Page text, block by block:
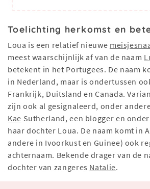
Toelichting herkomst en
Loua is een relatief nieuwe
meest waarschijnlijk af van de naam
betekent in het Portugees. De naam
in Nederland, maar is ondertussen
Frankrijk, Duitsland en Canada.
zijn ook al gesignaleerd, onder
Kae Sutherland, een blogger en
haar dochter Loua. De naam komt in
andere in Ivoorkust en Guinee) ook
achternaam. Bekende drager van de
dochter van zangeres Natalie.